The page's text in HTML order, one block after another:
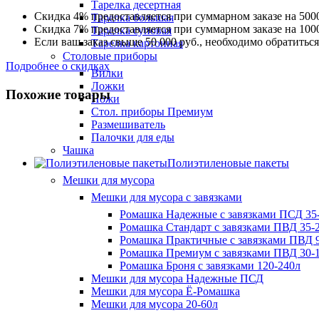
Тарелка десертная
Тарелка большая
Тарелка суповая
Тарелка картонная
Столовые приборы
Вилки
Ложки
Ножи
Стол. приборы Премиум
Размешиватель
Палочки для еды
Чашка
Полиэтиленовые пакеты
Мешки для мусора
Мешки для мусора с завязками
Ромашка Надежные с завязками ПСД
Ромашка Стандарт с завязками ПВД 35-
Ромашка Практичные с завязками ПВД
Ромашка Премиум с завязками ПВД 30-
Ромашка Броня с завязками 120-240л
Мешки для мусора Надежные ПСД
Мешки для мусора Ё-Ромашка
Мешки для мусора 20-60л
Скидка 4% предоставляется при суммарном заказе на
Скидка 7% предоставляется при суммарном заказе на
Если ваш заказ свыше 50 000 руб., необходимо
Подробнее о скидках
Похожие товары